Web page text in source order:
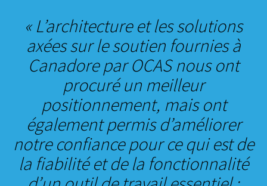
« L’architecture et les solutions
axées sur le soutien fournies à
Canadore par OCAS nous ont
procuré un meilleur
positionnement, mais ont
également permis d’améliorer
notre confiance pour ce qui est de
la fiabilité et de la fonctionnalité